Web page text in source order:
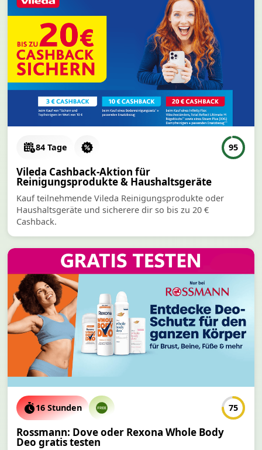
84 Tage 95
Vileda Cashback-Aktion für
Reinigungsprodukte & Haushaltsgeräte
Kauf teilnehmende Vileda Reinigungsprodukte oder
Haushaltsgeräte und sicherere dir so bis zu 20 €
Cashback.
16 Stunden 75
Rossmann: Dove oder Rexona Whole Body
Deo gratis testen